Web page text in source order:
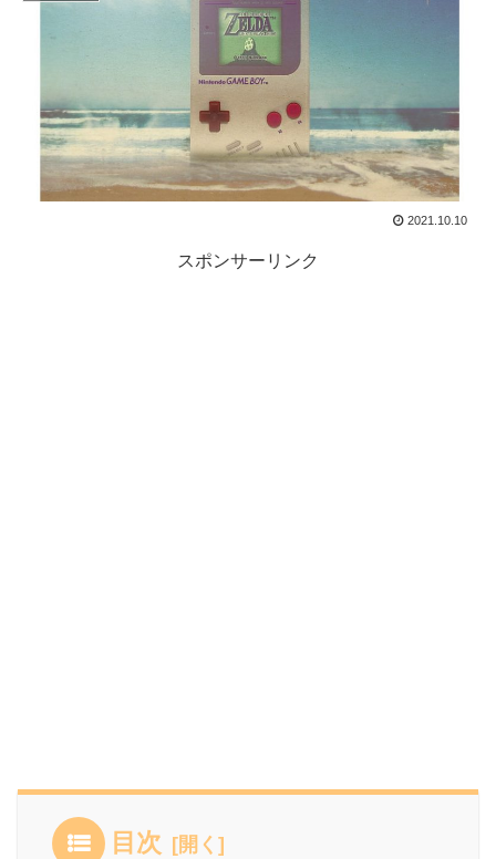
2021.10.10
スポンサーリンク
目次